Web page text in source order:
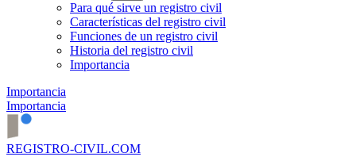
Para qué sirve un registro civil
Características del registro civil
Funciones de un registro civil
Historia del registro civil
Importancia
Importancia
Importancia
REGISTRO-CIVIL.COM